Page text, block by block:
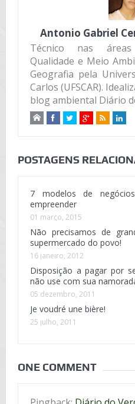
Antonio Gabriel
Técnico nas
Qualidade e Meio
Geografia pela
Carlos (UFSCAR).
blog ambiental Diário
POSTAGENS
7 modelos de
empreender
01 março, 2015
Não precisamos de
supermercado do povo!
16 janeiro, 2012
Disposição a pagar por
não use com sua
05 dezembro, 2011
Je voudré une bière!
25 julho, 2011
ONE COMMENT